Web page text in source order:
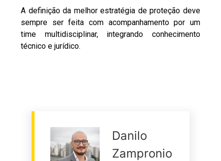
A definição da melhor estratégia de proteção deve
sempre ser feita com acompanhamento por um
time multidisciplinar, integrando conhecimento
técnico e jurídico.
Danilo
Zampronio